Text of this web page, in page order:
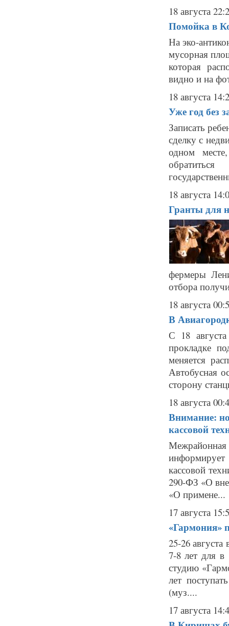
18 августа
Помойка в
На эко-
мусорная
которая
видно и на
18 августа
Уже год без
Записать
сделку с
одном
18 августа
Гранты для
фермеры
отбора
18 августа
В
С 18
прокладке
меняется
Автобусная
сторону
18 августа
Внимание:
кассовой
кассовой
290-ФЗ «О
«О примене...
17 августа
«Гармония»
25-26
7-8 лет для
студию
лет
(муз....
17 августа